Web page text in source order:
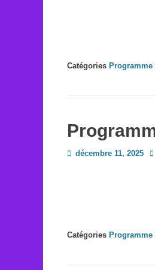
Catégories Programme
Posted
décembre 11, 2025
Catégories Programme